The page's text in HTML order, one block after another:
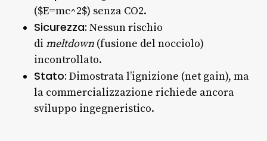
($E=mc^2$) senza CO2.
Sicurezza: Nessun rischio
di meltdown(fusione del nocciolo)
incontrollato.
Stato: Dimostrata l’ignizione (net gain), ma
la commercializzazione richiede ancora
sviluppo ingegneristico.